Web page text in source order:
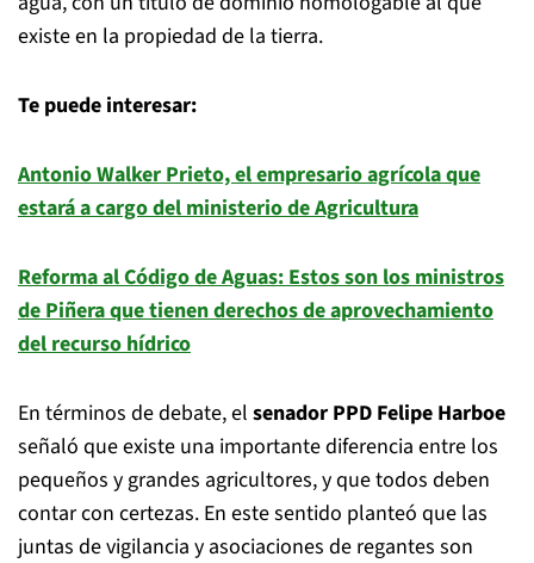
existe en la propiedad de la tierra.
Te puede interesar:
Antonio Walker Prieto, el empresario agrícola que
estará a cargo del ministerio de Agricultura
Reforma al Código de Aguas: Estos son los ministros
de Piñera que tienen derechos de aprovechamiento
del recurso hídrico
En términos de debate, el senador PPD Felipe Harboe
señaló que existe una importante diferencia entre los
pequeños y grandes agricultores, y que todos deben
contar con certezas. En este sentido planteó que las
juntas de vigilancia y asociaciones de regantes son